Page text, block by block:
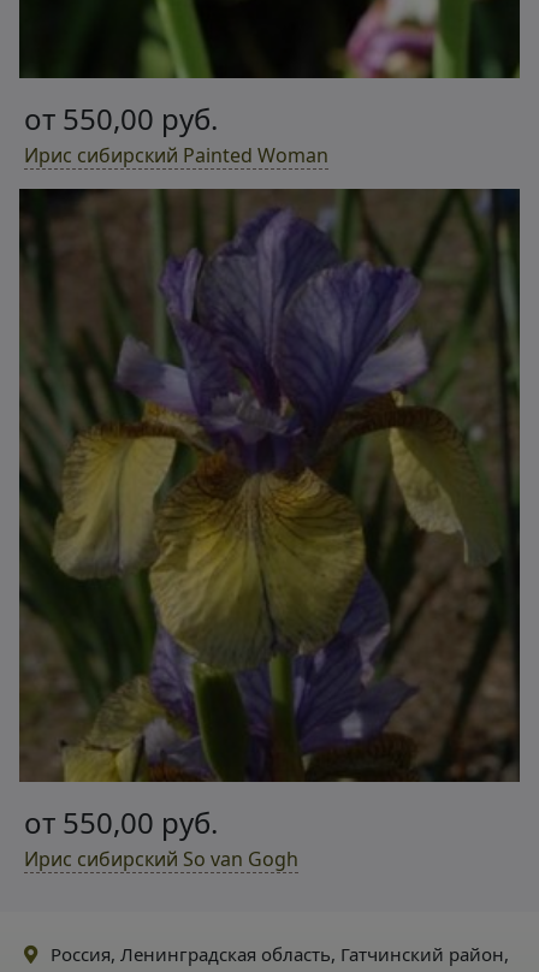
от 550,00 руб.
Ирис сибирский Painted Woman
от 550,00 руб.
Ирис сибирский So van Gogh
Россия, Ленинградская область, Гатчинский район,